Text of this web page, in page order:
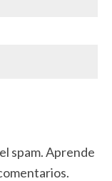
spam.Aprende